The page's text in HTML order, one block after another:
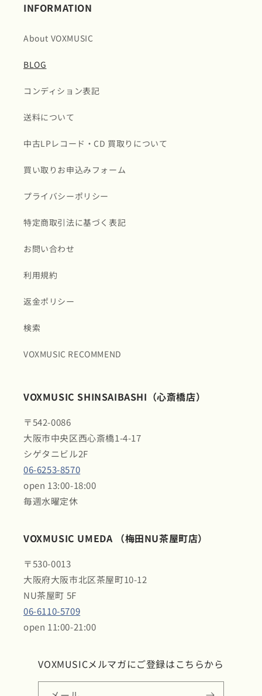
INFORMATION
About VOXMUSIC
BLOG
コンディション表記
送料について
中古LPレコード・CD 買取りについて
買い取りお申込みフォーム
プライバシーポリシー
特定商取引法に基づく表記
お問い合わせ
利用規約
返金ポリシー
検索
VOXMUSIC RECOMMEND
VOXMUSIC SHINSAIBASHI（心斎橋店）
〒542-0086
大阪市中央区西心斎橋1-4-17
シゲタニビル2F
06-6253-8570
open 13:00-18:00
毎週水曜定休
VOXMUSIC UMEDA （梅田NU茶屋町店）
〒530-0013
大阪府大阪市北区茶屋町10-12
NU茶屋町 5F
06-6110-5709
open 11:00-21:00
VOXMUSICメルマガにご登録はこちらから